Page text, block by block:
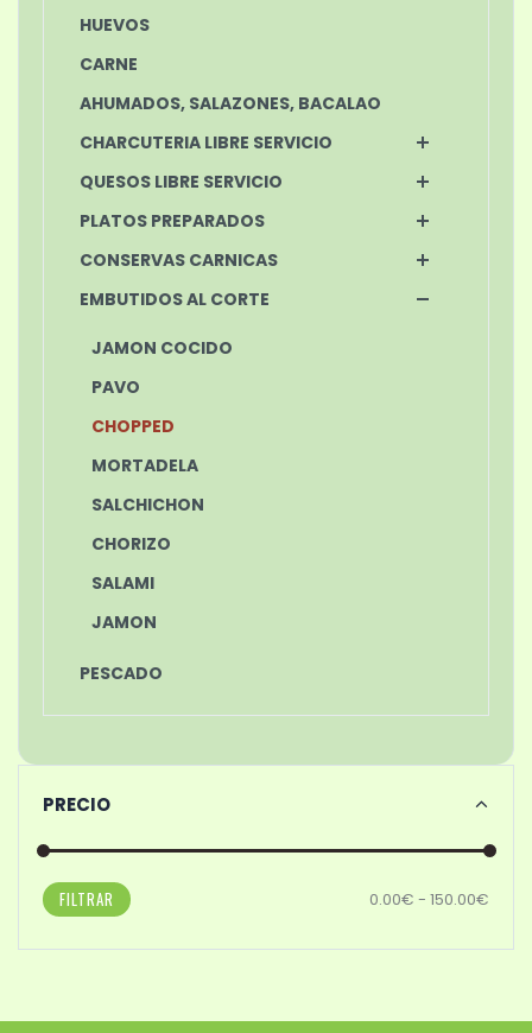
HUEVOS
CARNE
AHUMADOS, SALAZONES, BACALAO
CHARCUTERIA LIBRE SERVICIO
QUESOS LIBRE SERVICIO
PLATOS PREPARADOS
CONSERVAS CARNICAS
EMBUTIDOS AL CORTE
JAMON COCIDO
PAVO
CHOPPED
MORTADELA
SALCHICHON
CHORIZO
SALAMI
JAMON
PESCADO
PRECIO
FILTRAR 0.00€ - 150.00€